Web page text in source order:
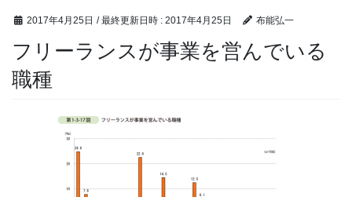
2017年4月25日 / 最終更新日時 : 2017年4月25日 布能弘一
フリーランスが事業を営んでいる
職種